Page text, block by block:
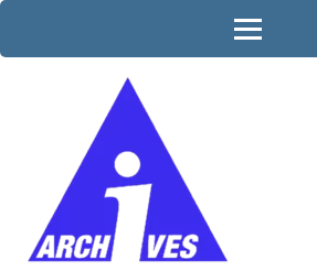
Aller
contenu